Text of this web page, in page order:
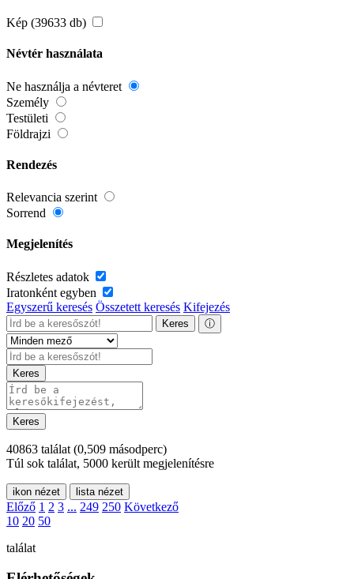
Kép (39633 db)
Névtér használata
Ne használja a névteret
Személy
Testületi
Földrajzi
Rendezés
Relevancia szerint
Sorrend
Megjelenítés
Részletes adatok
Iratonként egyben
Egyszerű keresés Összetett keresés Kifejezés
Keres ⓘ
Keres
Keres
40863 találat (0,509 másodperc)
Túl sok találat, 5000 került megjelenítésre
ikon nézet lista nézet
Előző 1 2 3 ... 249 250 Következő
10 20 50
találat